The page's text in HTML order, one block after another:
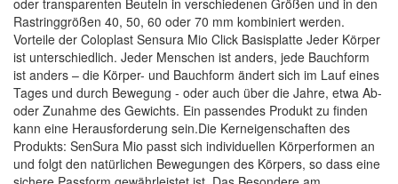
oder transparenten Beuteln in verschiedenen Größen und in den
Rastringgrößen 40, 50, 60 oder 70 mm kombiniert werden.
Vorteile der Coloplast Sensura Mio Click Basisplatte Jeder Körper
ist unterschiedlich. Jeder Menschen ist anders, jede Bauchform
ist anders – die Körper- und Bauchform ändert sich im Lauf eines
Tages und durch Bewegung - oder auch über die Jahre, etwa Ab-
oder Zunahme des Gewichts. Ein passendes Produkt zu finden
kann eine Herausforderung sein.Die Kerneigenschaften des
Produkts: SenSura Mio passt sich individuellen Körperformen an
und folgt den natürlichen Bewegungen des Körpers, so dass eine